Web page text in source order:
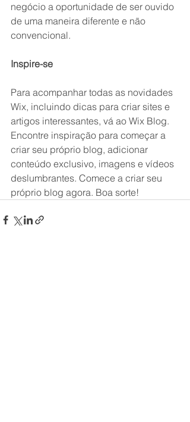
negócio a oportunidade de ser ouvido
de uma maneira diferente e não
convencional.
Inspire-se
Para acompanhar todas as novidades
Wix, incluindo dicas para criar sites e
artigos interessantes, vá ao Wix Blog.
Encontre inspiração para começar a
criar seu próprio blog, adicionar
conteúdo exclusivo, imagens e vídeos
deslumbrantes. Comece a criar seu
próprio blog agora. Boa sorte!